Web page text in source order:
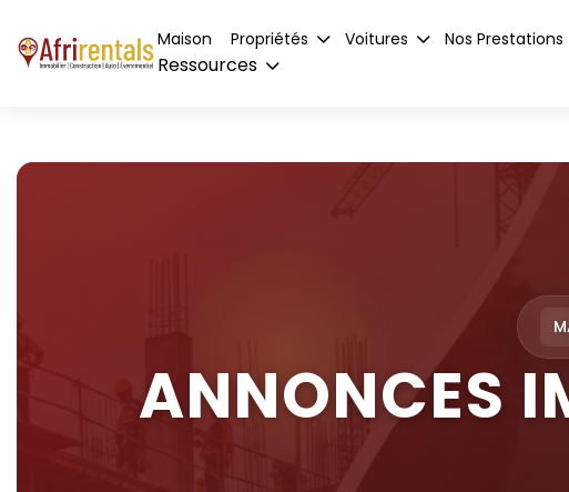
Maison Propriétés Voitures Nos Prestations
Ressources
ANNONCES